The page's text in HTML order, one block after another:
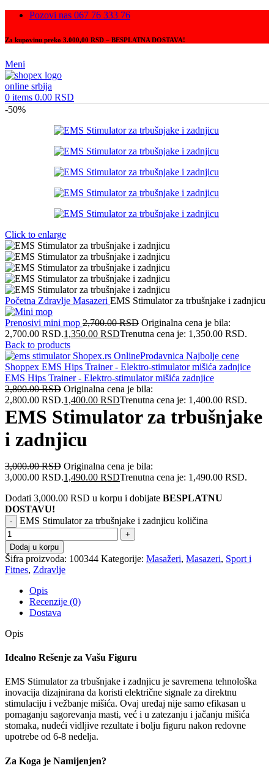
Pozovi nas 067 76 333 76
Za kupovinu preko 3.000,00 RSD – BESPLATNA DOSTAVA!
Meni
0 items 0.00 RSD
-50%
Click to enlarge
Početna Zdravlje Masazeri EMS Stimulator za trbušnjake i zadnjicu
Prenosivi mini mop 2,700.00RSD Originalna cena je bila:
2,700.00 RSD.1,350.00 RSDTrenutna cena je: 1,350.00 RSD.
Back to products
EMS Hips Trainer - Elektro-stimulator mišića zadnjice
2,800.00RSD Originalna cena je bila:
2,800.00 RSD.1,400.00 RSDTrenutna cena je: 1,400.00 RSD.
EMS Stimulator za trbušnjake
i zadnjicu
3,000.00RSD Originalna cena je bila:
3,000.00 RSD.1,490.00 RSDTrenutna cena je: 1,490.00 RSD.
Dodati 3,000.00 RSD u korpu i dobijate BESPLATNU
DOSTAVU!
EMS Stimulator za trbušnjake i zadnjicu količina
Dodaj u korpu
Šifra proizvoda: 100344 Kategorije: Masažeri, Masazeri, Sport i
Fitnes, Zdravlje
Opis
Recenzije (0)
Dostava
Opis
Idealno Rešenje za Vašu Figuru
EMS Stimulator za trbušnjake i zadnjicu je savremena tehnološka
inovacija dizajnirana da koristi električne signale za direktnu
stimulaciju i vežbanje mišića. Ovaj uređaj nije samo efikasan u
pomaganju sagorevanja masti, već i u zatezanju i jačanju mišića
stomaka, nudeći vidljive rezultate i bolju figuru nakon redovne
upotrebe od 6-8 nedelja.
Za Koga je Namijenjen?